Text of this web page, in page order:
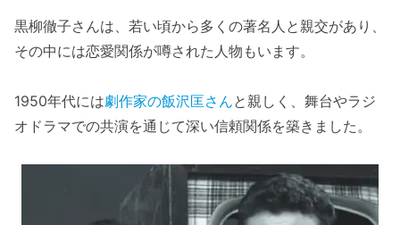
黒柳徹子さんは、若い頃から多くの著名人と親交があり、
その中には恋愛関係が噂された人物もいます。
1950年代には劇作家の飯沢匡さんと親しく、舞台やラジ
オドラマでの共演を通じて深い信頼関係を築きました。